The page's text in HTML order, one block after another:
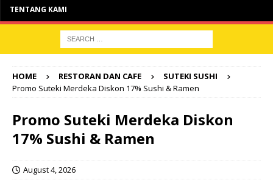
TENTANG KAMI
HOME RESTORAN DAN CAFE
SUTEKI SUSHI
Promo Suteki Merdeka Diskon 17% Sushi & Ramen
Promo Suteki Merdeka Diskon
17% Sushi & Ramen
August 4, 2026